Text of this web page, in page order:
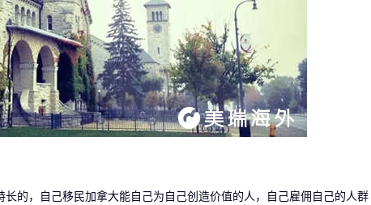
，自己移民加拿大能自己为自己创造价值的人，自己雇佣自己的人群